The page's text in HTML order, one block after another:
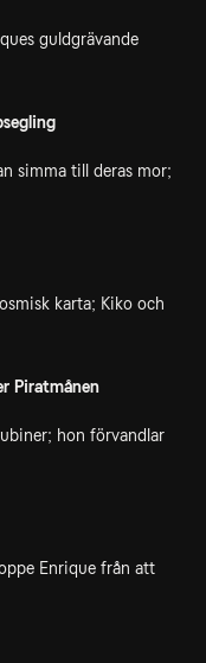
guldgrävande
simma till deras mor;
karta; Kiko och
Piratmånen
hon förvandlar
Enrique från att